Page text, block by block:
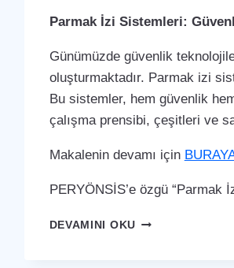
Parmak İzi Sistemleri:
Günümüzde güvenlik
oluşturmaktadır. Parmak izi
Bu sistemler, hem güvenlik
çalışma prensibi, çeşitleri ve
Makalenin devamı için
PERYÖNSİS’e özgü “Parmak
DEVAMINI OKUKOZAN